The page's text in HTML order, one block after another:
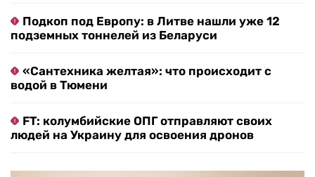
Подкоп под Европу: в Литве нашли уже 12
подземных тоннелей из Беларуси
«Сантехника желтая»: что происходит с
водой в Тюмени
FT: колумбийские ОПГ отправляют своих
людей на Украину для освоения дронов